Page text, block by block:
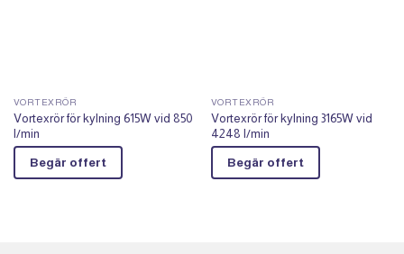
VORTEXRÖR
Vortexrör för kylning 615W vid 850
l/min
Begär offert
VORTEXRÖR
Vortexrör för kylning 3165W vid
4248 l/min
Begär offert